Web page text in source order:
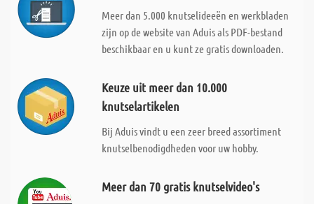
Meer dan 5.000 knutselideeën en werkbladen
zijn op de website van Aduis als PDF-bestand
beschikbaar en u kunt ze gratis downloaden.
Keuze uit meer dan 10.000
knutselartikelen
Bij Aduis vindt u een zeer breed assortiment
knutselbenodigdheden voor uw hobby.
Meer dan 70 gratis knutselvideo's